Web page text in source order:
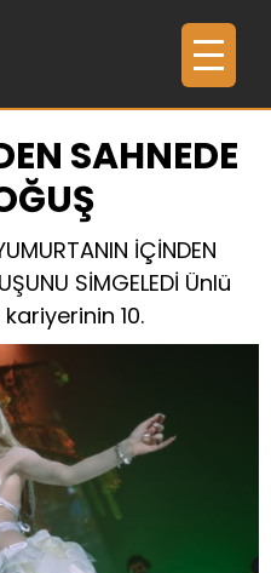
SAHNEDE
İÇİNDEN
SİMGELEDİ Ünlü
kariyerinin 10.